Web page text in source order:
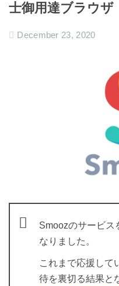
士御用達ブラウザ
December 23, 2020
Smoozのサービス
なりました。
これまで応援して
待を裏切る結果と